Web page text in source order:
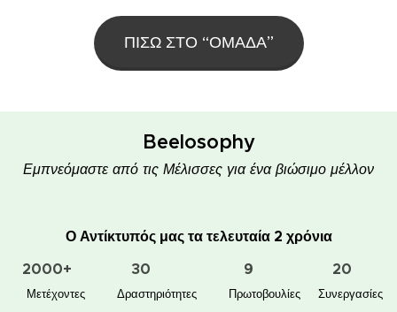
ΠΙΣΩ ΣΤΟ “ΟΜΑΔΑ”
Beelosophy
Εμπνεόμαστε από τις Μέλισσες για ένα βιώσιμο μέλλον
Ο Αντίκτυπός μας τα τελευταία 2 χρόνια
2000+
👥 Μετέχοντες
30
✋📚 Δραστηριότητες
9
🐝🏠 Πρωτοβουλίες
20
🤝 Συνεργασίες